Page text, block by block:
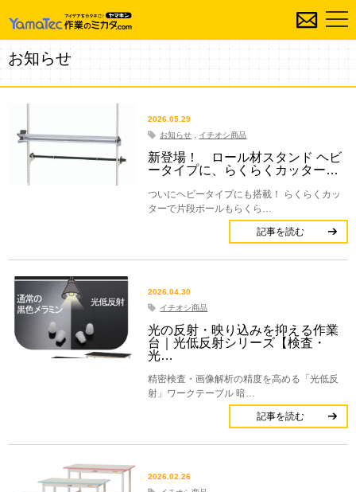
お知らせ
2026.05.29
お知らせ
イチオシ商品
新登場！ ロール材スタンド ヘビ
ータイプに、らくらくカッター…
ついにヘビータイプにも搭載！ らくらくカッ
ターで片段ボールもらくら…
記事を読む
2026.04.30
イチオシ商品
光の反射・映り込みを抑える作業
台｜光低反射シリーズ【検査・
光…
精密検査・画像解析の精度を高める「光低反
射」ワークテーブル 暗…
記事を読む
2026.02.26